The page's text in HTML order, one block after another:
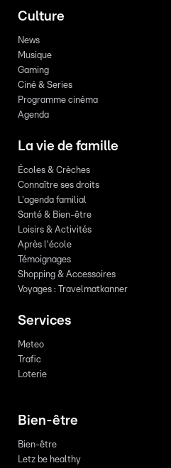
Culture
News
Musique
Gaming
Ciné & Series
Programme cinéma
Agenda
La vie de famille
Écoles & Crèches
Connaître ses droits
L'agenda familial
Santé & Bien-être
Loisirs & Activités
Après l'école
Témoignages
Shopping & Accessoires
Voyages : Travelmatkanner
Services
Meteo
Trafic
Loterie
Bien-être
Bien-être
Letz be healthy